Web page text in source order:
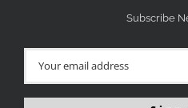
Subscribe